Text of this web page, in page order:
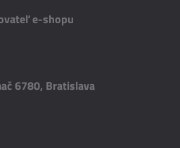
e-shopu
6780, Bratislava